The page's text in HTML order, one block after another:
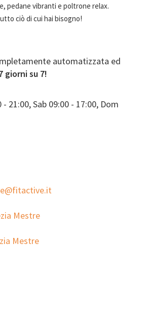
pedane vibranti e poltrone relax.
ciò di cui hai bisogno!
automatizzata ed
giorni su 7!
- 21:00, Sab 09:00 - 17:00, Dom
Mestre
Mestre